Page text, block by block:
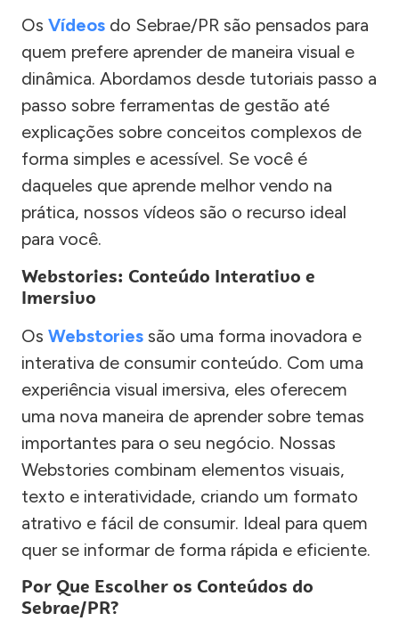
Os Vídeos do Sebrae/PR são pensados para
quem prefere aprender de maneira visual e
dinâmica. Abordamos desde tutoriais passo a
passo sobre ferramentas de gestão até
explicações sobre conceitos complexos de
forma simples e acessível. Se você é
daqueles que aprende melhor vendo na
prática, nossos vídeos são o recurso ideal
para você.
Webstories: Conteúdo Interativo e
Imersivo
Os Webstories são uma forma inovadora e
interativa de consumir conteúdo. Com uma
experiência visual imersiva, eles oferecem
uma nova maneira de aprender sobre temas
importantes para o seu negócio. Nossas
Webstories combinam elementos visuais,
texto e interatividade, criando um formato
atrativo e fácil de consumir. Ideal para quem
quer se informar de forma rápida e eficiente.
Por Que Escolher os Conteúdos do
Sebrae/PR?